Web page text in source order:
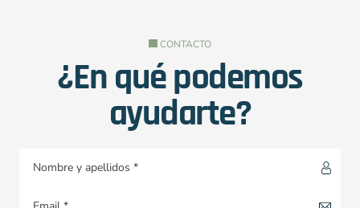
CONTACTO
¿En qué podemos
ayudarte?